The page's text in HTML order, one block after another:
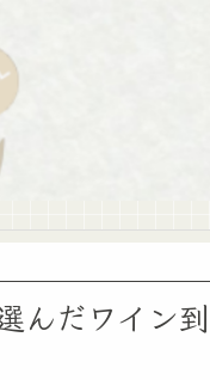
んだワイン